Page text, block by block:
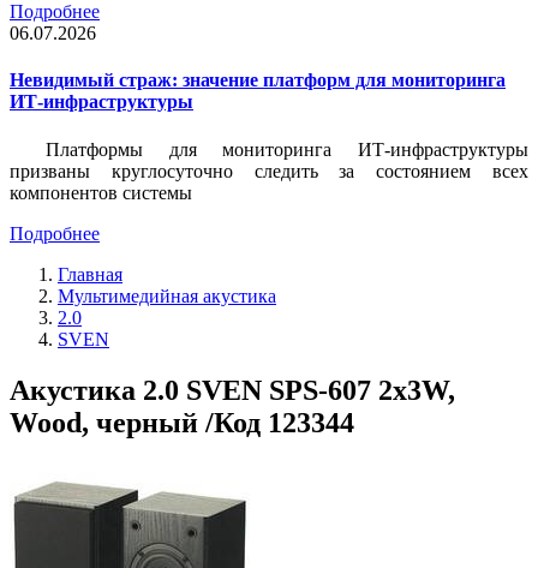
Подробнее
06.07.2026
Невидимый страж: значение платформ для мониторинга
ИТ-инфраструктуры
Платформы для мониторинга ИТ-инфраструктуры
призваны круглосуточно следить за состоянием всех
компонентов системы
Подробнее
Главная
Мультимедийная акустика
2.0
SVEN
Акустика 2.0 SVEN SPS-607 2x3W,
Wood, черный /Код 123344